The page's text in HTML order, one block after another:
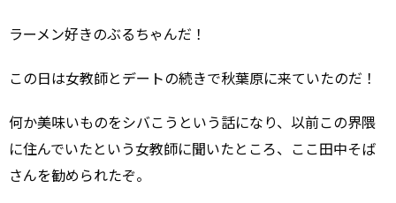
ラーメン好きのぶるちゃんだ！
この日は女教師とデートの続きで秋葉原に来ていたのだ！
何か美味いものをシバこうという話になり、以前この界隈
に住んでいたという女教師に聞いたところ、ここ田中そば
さんを勧められたぞ。